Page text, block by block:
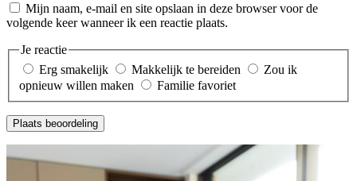
Mijn naam, e-mail en site opslaan in deze browser voor de
volgende keer wanneer ik een reactie plaats.
Je reactie
Erg smakelijk
Makkelijk te bereiden
Zou ik
opnieuw willen maken
Familie favoriet
Plaats beoordeling